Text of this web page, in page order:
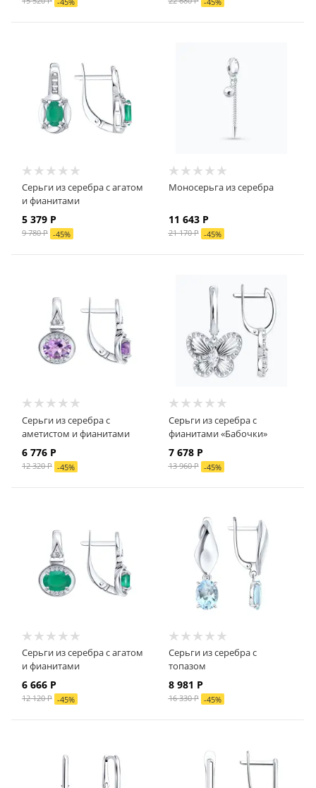
Серьги из серебра с агатом
и фианитами
5 379 Р
9 780Р -45%
Моносерьга из серебра
11 643Р
21 170Р -45%
Серьги из серебра с
аметистом и фианитами
6 776 Р
12 320Р -45%
Серьги из серебра с
фианитами «Бабочки»
7 678Р
13 960Р -45%
Серьги из серебра с агатом
и фианитами
6 666 Р
12 120Р -45%
Серьги из серебра с
топазом
8 981 Р
16 330Р -45%